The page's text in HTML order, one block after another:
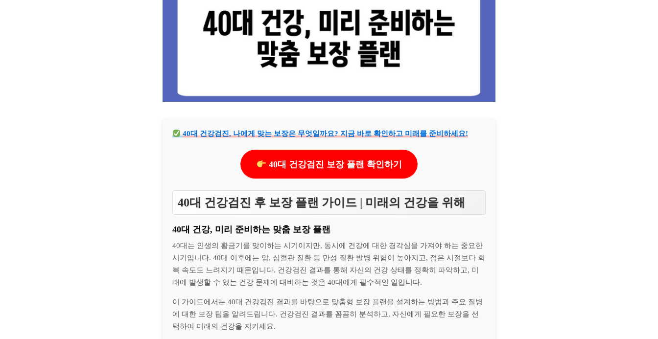
40대 건강검진, 나에게 맞는 보장은 무엇일까요? 지금 바로 확인하고 미래를 준비하세요!
40대 건강검진 보장 플랜 확인하기
40대 건강검진 후 보장 플랜 가이드 | 미래의 건강을 위해
40대 건강, 미리 준비하는 맞춤 보장 플랜
40대는 인생의 황금기를 맞이하는 시기이지만, 동시에 건강에 대한 경각심을 가져야 하는 중요한
시기입니다. 40대 이후에는 암, 심혈관 질환 등 만성 질환 발병 위험이 높아지고, 젊은 시절보다 회
복 속도도 느려지기 때문입니다. 건강검진 결과를 통해 자신의 건강 상태를 정확히 파악하고, 미
래에 발생할 수 있는 건강 문제에 대비하는 것은 40대에게 필수적인 일입니다.
이 가이드에서는 40대 건강검진 결과를 바탕으로 맞춤형 보장 플랜을 설계하는 방법과 주요 질병
에 대한 보장 팁을 알려드립니다. 건강검진 결과를 꼼꼼히 분석하고, 자신에게 필요한 보장을 선
택하여 미래의 건강을 지키세요.